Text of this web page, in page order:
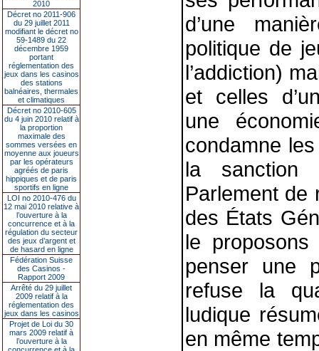
2010
Décret no 2011-906
du 29 juillet 2011
modifiant le décret no
59-1489 du 22
décembre 1959
portant
réglementation des
jeux dans les casinos
des stations
balnéaires, thermales
et climatiques
Décret no 2010-605
du 4 juin 2010 relatif à
la proportion
maximale des
sommes versées en
moyenne aux joueurs
par les opérateurs
agréés de paris
hippiques et de paris
sportifs en ligne
LOI no 2010-476 du
12 mai 2010 relative à
l’ouverture à la
concurrence et à la
régulation du secteur
des jeux d’argent et
de hasard en ligne
Fédération Suisse
des Casinos -
Rapport 2009
Arrêté du 29 juillet
2009 relatif à la
réglementation des
jeux dans les casinos
Projet de Loi du 30
mars 2009 relatif à
l’ouverture à la
d’une
politique de
l’addiction)
et celles
une
condamne
la sanction
Parlement de
des États
le
penser une
refuse la
ludique
en même